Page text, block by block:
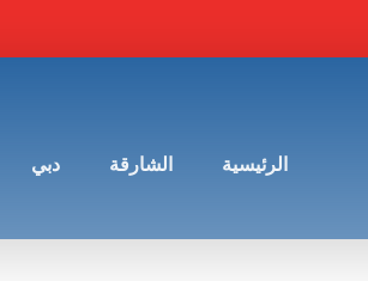
الرئيسية الشارقة دبي